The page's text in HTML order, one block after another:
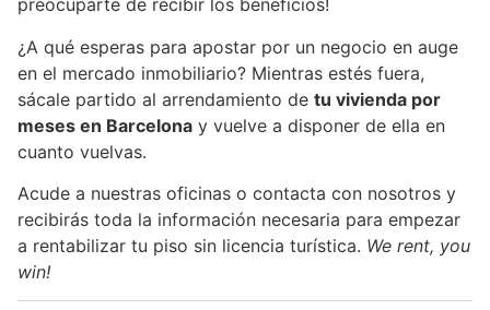
preocuparte de recibir los beneficios!
¿A qué esperas para apostar por un negocio en auge
en el mercado inmobiliario? Mientras estés fuera,
sácale partido al arrendamiento de tu vivienda por
meses en Barcelona y vuelve a disponer de ella en
cuanto vuelvas.
Acude a nuestras oficinas o contacta con nosotros y
recibirás toda la información necesaria para empezar
a rentabilizar tu piso sin licencia turística. We rent, you
win!